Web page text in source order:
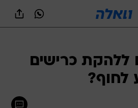
ללהקת כרישים
לחוף?